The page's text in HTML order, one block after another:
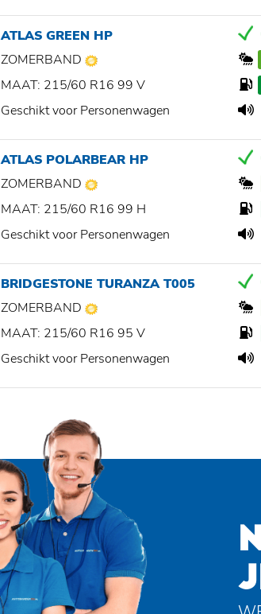
ATLAS GREEN HP
ZOMERBAND
MAAT: 215/60 R16 99 V
Geschikt voor Personenwagen
ATLAS POLARBEAR HP
ZOMERBAND
MAAT: 215/60 R16 99 H
Geschikt voor Personenwagen
BRIDGESTONE TURANZA T005
ZOMERBAND
MAAT: 215/60 R16 95 V
Geschikt voor Personenwagen